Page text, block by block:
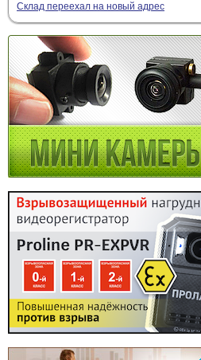
Склад переехал на новый адрес